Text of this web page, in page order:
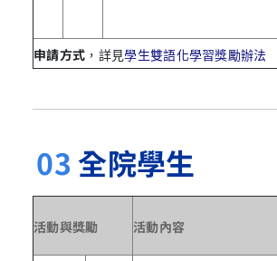
申請方式 ，詳見學生雙語化學習獎勵辦法
03 全院學生
活動與獎勵 活動內容